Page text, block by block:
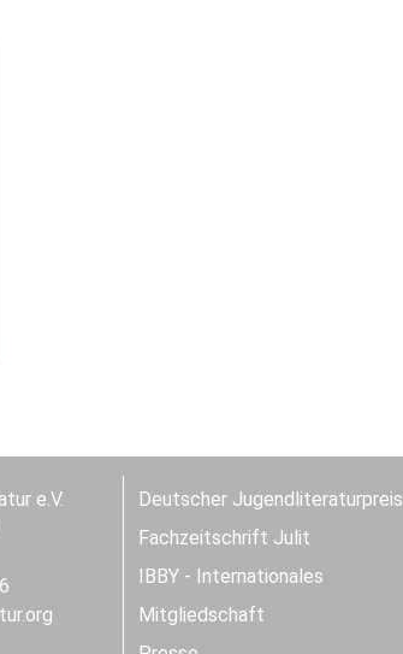
e.V.
Deutscher Jugendliteraturpreis
Fachzeitschrift Julit
IBBY - Internationales
Mitgliedschaft